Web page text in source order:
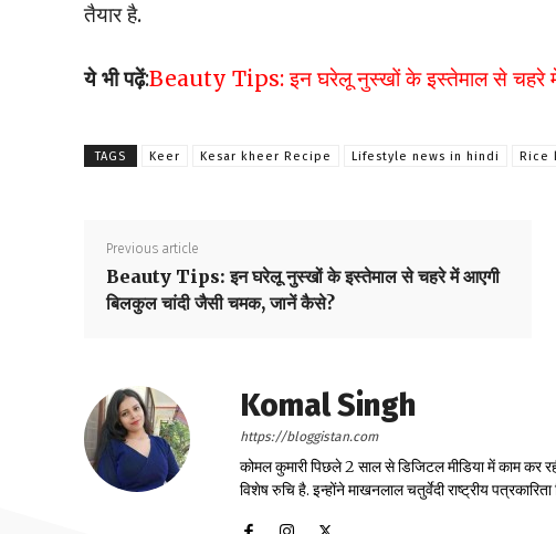
तैयार है.
ये भी पढ़ें:Beauty Tips: इन घरेलू नुस्खों के इस्तेमाल से चहरे
TAGS Keer Kesar kheer Recipe Lifestyle news in hindi Rice
Previous article
Beauty Tips: इन घरेलू नुस्खों के इस्तेमाल से चहरे में आएगी
बिलकुल चांदी जैसी चमक, जानें कैसे?
Komal Singh
https://bloggistan.com
कोमल कुमारी पिछले 2 साल से डिजिटल मीडिया में काम
विशेष रुचि है. इन्होंने माखनलाल चतुर्वेदी राष्ट्रीय